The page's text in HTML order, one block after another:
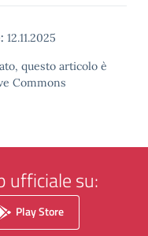
12.11.2025
questo articolo è
Commons
ufficiale su:
Play Store